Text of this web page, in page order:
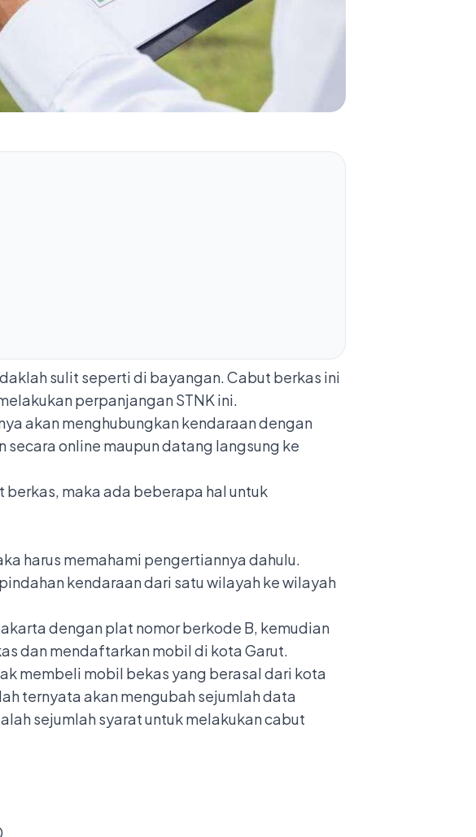
sulit seperti di bayangan. Cabut berkas ini
perpanjangan STNK ini.
akan menghubungkan kendaraan dengan
online maupun datang langsung ke
maka ada beberapa hal untuk
harus memahami pengertiannya dahulu.
kendaraan dari satu wilayah ke wilayah
denganplat nomor berkode B, kemudian
dan mendaftarkan mobil di kota Garut.
membeli mobil bekas yang berasal dari kota
ternyata akan mengubah sejumlah data
sejumlah syarat untuk melakukan cabut